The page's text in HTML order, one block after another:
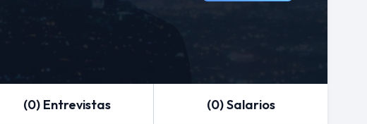
(0) Entrevistas (0) Salarios